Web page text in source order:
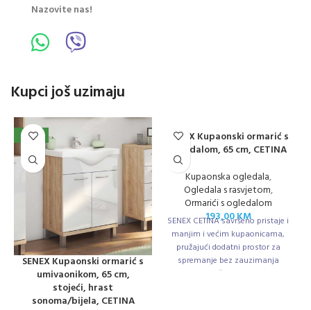
Nazovite nas!
Kupci još uzimaju
NOVO
SENEX Kupaonski ormarić s
umivaonikom, 65 cm,
stojeći, hrast
sonoma/bijela, CETINA
SENEX Kupaonski ormarić s
ogledalom, 65 cm, CETINA
Kupaonska ogledala,
Ogledala s rasvjetom,
Ormarići s ogledalom
193,00KM
SENEX CETINA savršeno pristaje i
manjim i većim kupaonicama,
pružajući dodatni prostor za
spremanje bez zauzimanja
previše mjesta.